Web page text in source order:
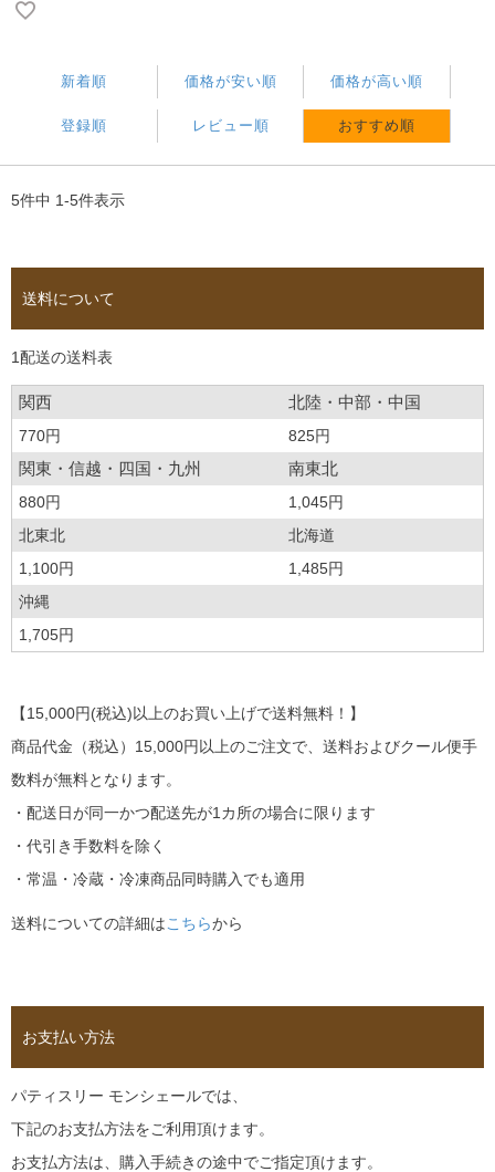
新着順 価格が安い順 価格が高い順
登録順 レビュー順 おすすめ順
5件中 1-5件表示
送料について
1配送の送料表
関西 北陸・中部・中国
770円 825円
関東・信越・四国・九州 南東北
880円
1,045円
北東北
北海道
1,100円
1,485円
沖縄
1,705円
【15,000円(税込)以上のお買い上げで送料無料！】
商品代金（税込）15,000円以上のご注文で、送料およびクール便手
数料が無料となります。
・配送日が同一かつ配送先が1カ所の場合に限ります
・代引き手数料を除く
・常温・冷蔵・冷凍商品同時購入でも適用
送料についての詳細はこちらから
お支払い方法
パティスリー モンシェールでは、
下記のお支払方法をご利用頂けます。
お支払方法は、購入手続きの途中でご指定頂けます。